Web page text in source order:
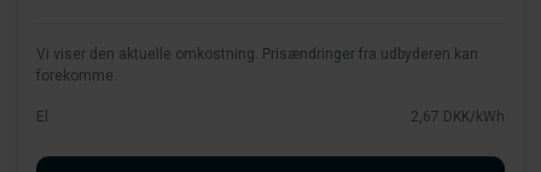
Vi viser den aktuelle omkostning. Prisændringer fra udbyderen kan
forekomme.
El 2,67 DKK/kWh